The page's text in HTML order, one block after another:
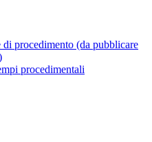
procedimento (da pubblicare
procedimentali